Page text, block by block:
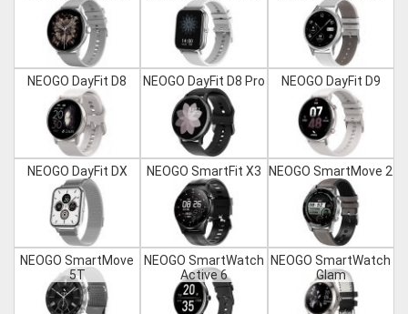
NEOGO DayFit D8 NEOGO DayFit D8 Pro NEOGO DayFit D9
NEOGO DayFit DX NEOGO SmartFit X3 NEOGO SmartMove 2
NEOGO SmartMove
5T
NEOGO SmartWatch
Active 6
NEOGO SmartWatch
Glam